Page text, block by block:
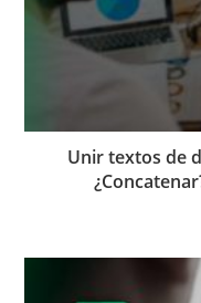
Unir textos de